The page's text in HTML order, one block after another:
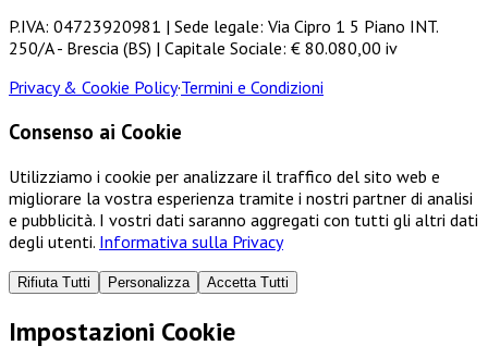
P.IVA: 04723920981 | Sede legale: Via Cipro 1 5 Piano INT.
250/A - Brescia (BS) | Capitale Sociale: € 80.080,00 iv
Privacy & Cookie Policy·Termini e Condizioni
Consenso ai Cookie
Utilizziamo i cookie per analizzare il traffico del sito web e
migliorare la vostra esperienza tramite i nostri partner di analisi
e pubblicità. I vostri dati saranno aggregati con tutti gli altri dati
degli utenti. Informativa sulla Privacy
Rifiuta Tutti Personalizza Accetta Tutti
Impostazioni Cookie